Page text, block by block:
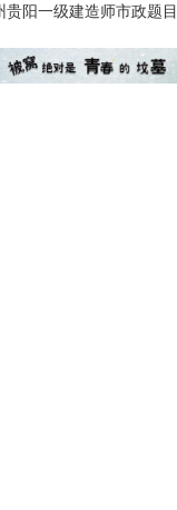
贵阳一级建造师市政题目